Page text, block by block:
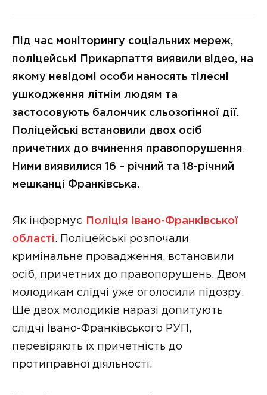
Під час моніторингу соціальних мереж,
поліцейські Прикарпаття виявили відео, на
якому невідомі особи наносять тілесні
ушкодження літнім людям та
застосовують балончик сльозогінної дії.
Поліцейські встановили двох осіб
причетних до вчинення правопорушення.
Ними виявилися 16 – річний та 18-річний
мешканці Франківська.
Як інформує
Поліція Івано-Франківської
області. Поліцейські розпочали
кримінальне провадження, встановили
осіб, причетних до правопорушень. Двом
молодикам слідчі уже оголосили підозру.
Ще двох молодиків наразі допитують
слідчі Івано-Франківського РУП,
перевіряють їх причетність до
протиправної діяльності.